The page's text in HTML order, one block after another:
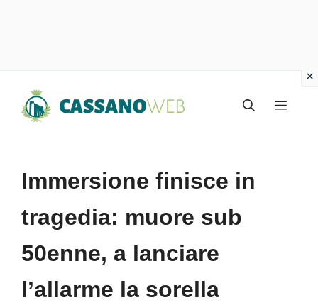
Menu
Immersione finisce in
tragedia: muore sub
50enne, a lanciare
l’allarme la sorella